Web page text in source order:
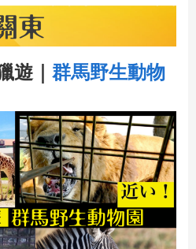
遊｜ 群馬野生動物